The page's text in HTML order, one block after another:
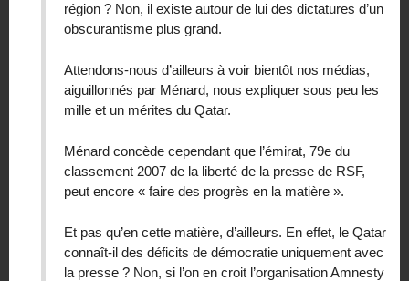
région ? Non, il existe autour de lui des dictatures d’un
obscurantisme plus grand.
Attendons-nous d’ailleurs à voir bientôt nos médias,
aiguillonnés par Ménard, nous expliquer sous peu les
mille et un mérites du Qatar.
Ménard concède cependant que l’émirat, 79e du
classement 2007 de la liberté de la presse de RSF,
peut encore « faire des progrès en la matière ».
Et pas qu’en cette matière, d’ailleurs. En effet, le Qatar
connaît-il des déficits de démocratie uniquement avec
la presse ? Non, si l’on en croit l’organisation Amnesty